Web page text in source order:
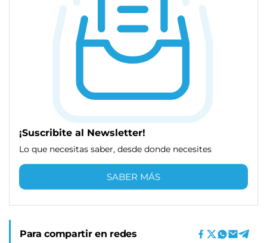
¡Suscribite al Newsletter!
Lo que necesitas saber, desde donde necesites
SABER MÁS
Para compartir en redes